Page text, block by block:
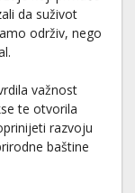
da suživot
održiv, nego
važnost
te otvorila
razvoju
baštine